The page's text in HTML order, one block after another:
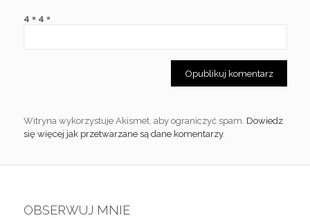
4 × 4 =
Witryna wykorzystuje Akismet, aby ograniczyć spam. Dowiedz
się więcej jak przetwarzane są dane komentarzy.
OBSERWUJ MNIE